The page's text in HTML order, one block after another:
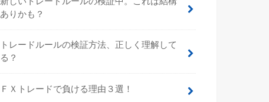
ありかも？
トレードルールの検証方法、正しく理解して
る？
ＦＸトレードで負ける理由３選！